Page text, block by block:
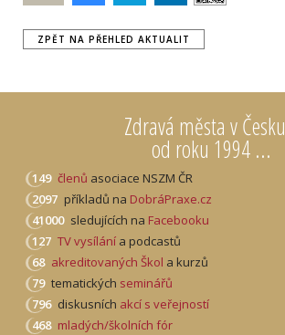
Zdravá města v Česku
od roku 1994 ...
149 členů asociace NSZM ČR
2097 příkladů na DobráPraxe.cz
41000 sledujících na Facebooku
127 TV vysílání a podcastů
68 akreditovaných Škol a kurzů
79 tematických seminářů
796 diskusních akcí s veřejností
468 mladých/školních fór
ZPĚT NA PŘEHLED AKTUALIT